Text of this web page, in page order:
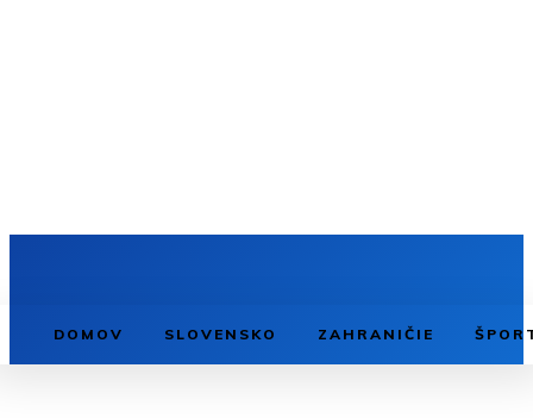
DOMOV SLOVENSKO ZAHRANIČIE